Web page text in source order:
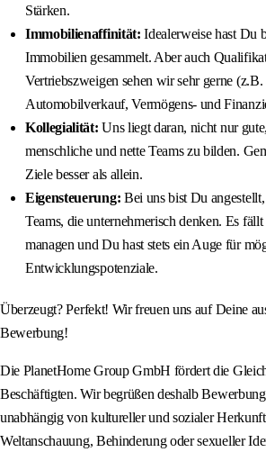
Stärken.
Immobilienaffinität: Idealerweise hast Du
Immobilien gesammelt. Aber auch
Vertriebszweigen sehen wir sehr gerne (z.B.
Automobilverkauf, Vermögens- und
Kollegialität: Uns liegt daran, nicht nur
menschliche und nette Teams zu bilden.
Ziele besser als allein.
Eigensteuerung: Bei uns bist Du
Teams, die unternehmerisch denken. Es
managen und Du hast stets ein Auge für
Entwicklungspotenziale.
Überzeugt? Perfekt! Wir freuen uns auf Deine
Bewerbung!
Die PlanetHome Group GmbH fördert die
Beschäftigten. Wir begrüßen deshalb
unabhängig von kultureller und sozialer
Weltanschauung, Behinderung oder sexueller